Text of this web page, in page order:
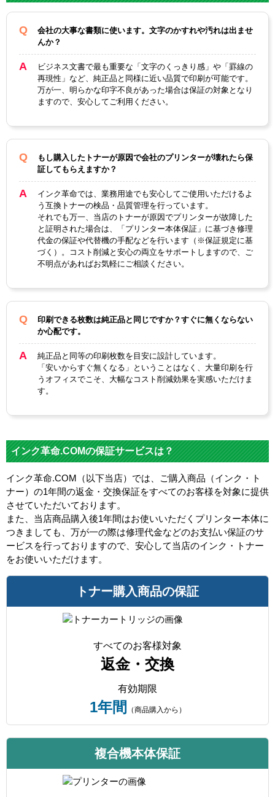
対応
純正型番
ICチップ あり
製品タイプ 互換トナー
会社の大事な書類に使います。文字のかすれや汚れは出ませ
んか？
ビジネス文書で最も重要な「文字のくっきり感」や「罫線の
再現性」など、純正品と同様に近い品質で印刷が可能です。
万が一、明らかな印字不良があった場合は保証の対象となり
ますので、安心してご利用ください。
もし購入したトナーが原因で会社のプリンターが壊れたら保
証してもらえますか？
インク革命では、業務用途でも安心してご使用いただけるよ
う互換トナーの検品・品質管理を行っています。
それでも万一、当店のトナーが原因でプリンターが故障した
と証明された場合は、「プリンター本体保証」に基づき修理
代金の保証や代替機の手配などを行います（※保証規定に基
づく）。コスト削減と安心の両立をサポートしますので、ご
不明点があればお気軽にご相談ください。
印刷できる枚数は純正品と同じですか？すぐに無くならない
か心配です。
純正品と同等の印刷枚数を目安に設計しています。
「安いからすぐ無くなる」ということはなく、大量印刷を行
うオフィスでこそ、大幅なコスト削減効果を実感いただけま
す。
インク革命.COMの保証サービスは？
インク革命.COM（以下当店）では、ご購入商品（インク・ト
ナー）の1年間の返金・交換保証をすべてのお客様を対象に提供
させていただいております。
また、当店商品購入後1年間はお使いいただくプリンター本体に
つきましても、万が一の際は修理代金などのお支払い保証のサ
ービスを行っておりますので、安心して当店のインク・トナー
をお使いいただけます。
トナー購入商品の保証
すべてのお客様対象
返金・交換
有効期限
1年間 （商品購入から）
複合機本体保証